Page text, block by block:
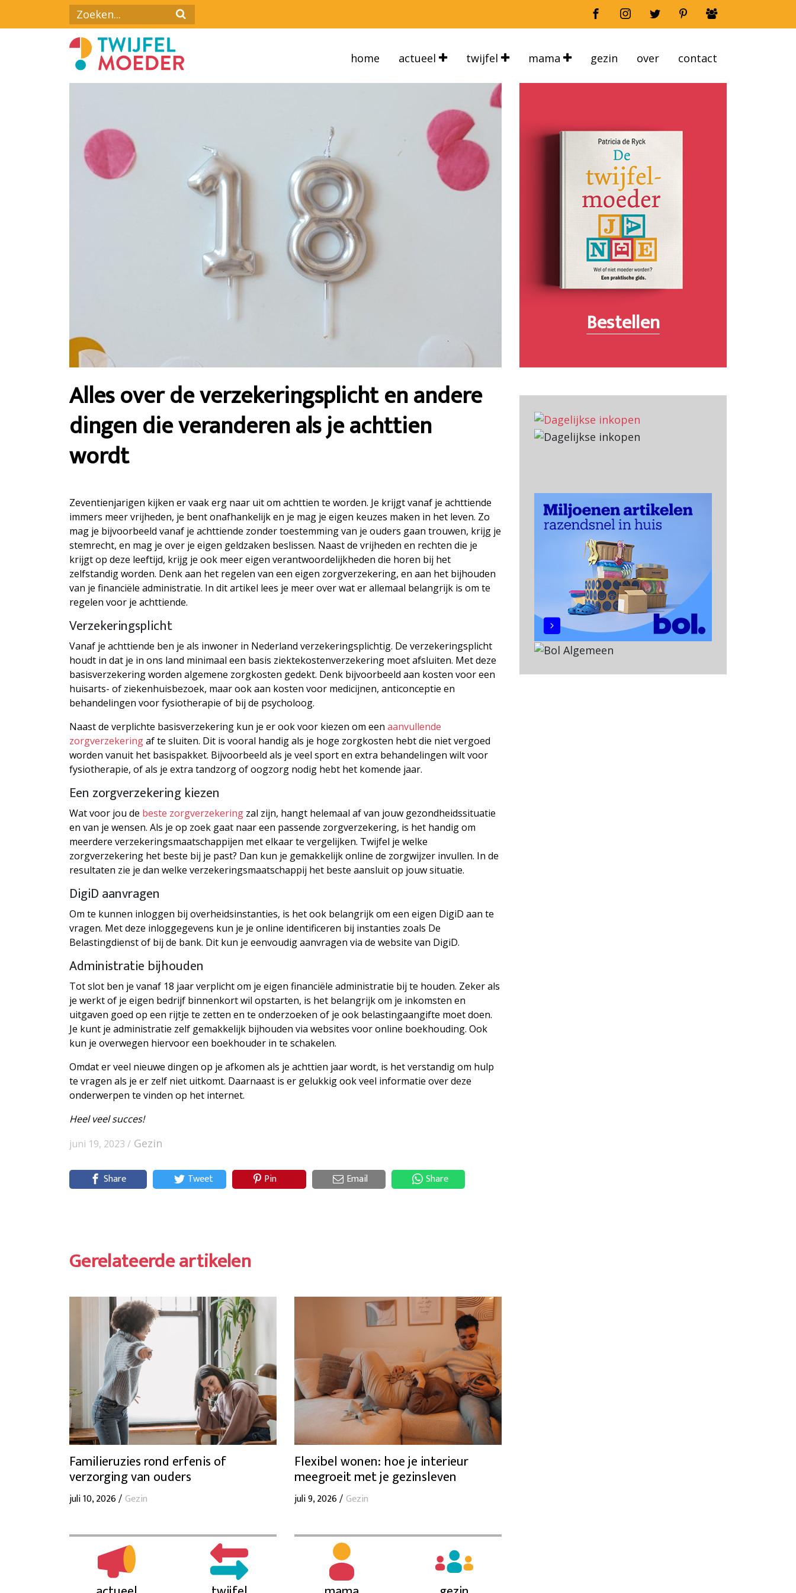
home actueel twijfel mama gezin over contact
Bestellen
Alles over de verzekeringsplicht en andere
dingen die veranderen als je achttien
wordt
Zeventienjarigen kijken er vaak erg naar uit om achttien te worden. Je krijgt vanaf je achttiende
immers meer vrijheden, je bent onafhankelijk en je mag je eigen keuzes maken in het leven. Zo
mag je bijvoorbeeld vanaf je achttiende zonder toestemming van je ouders gaan trouwen, krijg je
stemrecht, en mag je over je eigen geldzaken beslissen. Naast de vrijheden en rechten die je
krijgt op deze leeftijd, krijg je ook meer eigen verantwoordelijkheden die horen bij het
zelfstandig worden. Denk aan het regelen van een eigen zorgverzekering, en aan het bijhouden
van je financiële administratie. In dit artikel lees je meer over wat er allemaal belangrijk is om te
regelen voor je achttiende.
Verzekeringsplicht
Vanaf je achttiende ben je als inwoner in Nederland verzekeringsplichtig. De verzekeringsplicht
houdt in dat je in ons land minimaal een basis ziektekostenverzekering moet afsluiten. Met deze
basisverzekering worden algemene zorgkosten gedekt. Denk bijvoorbeeld aan kosten voor een
huisarts- of ziekenhuisbezoek, maar ook aan kosten voor medicijnen, anticonceptie en
behandelingen voor fysiotherapie of bij de psycholoog.
Naast de verplichte basisverzekering kun je er ook voor kiezen om een aanvullende
zorgverzekeringaf te sluiten. Dit is vooral handig als je hoge zorgkosten hebt die niet vergoed
worden vanuit het basispakket. Bijvoorbeeld als je veel sport en extra behandelingen wilt voor
fysiotherapie, of als je extra tandzorg of oogzorg nodig hebt het komende jaar.
Een zorgverzekering kiezen
Wat voor jou de beste zorgverzekering zal zijn, hangt helemaal af van jouw gezondheidssituatie
en van je wensen. Als je op zoek gaat naar een passende zorgverzekering, is het handig om
meerdere verzekeringsmaatschappijen met elkaar te vergelijken. Twijfel je welke
zorgverzekering het beste bij je past? Dan kun je gemakkelijk online de zorgwijzer invullen. In de
resultaten zie je dan welke verzekeringsmaatschappij het beste aansluit op jouw situatie.
DigiD aanvragen
Om te kunnen inloggen bij overheidsinstanties, is het ook belangrijk om een eigen DigiD aan te
vragen. Met deze inloggegevens kun je je online identificeren bij instanties zoals De
Belastingdienst of bij de bank. Dit kun je eenvoudig aanvragen via de website van DigiD.
Administratie bijhouden
Tot slot ben je vanaf 18 jaar verplicht om je eigen financiële administratie bij te houden. Zeker als
je werkt of je eigen bedrijf binnenkort wil opstarten, is het belangrijk om je inkomsten en
uitgaven goed op een rijtje te zetten en te onderzoeken of je ook belastingaangifte moet doen.
Je kunt je administratie zelf gemakkelijk bijhouden via websites voor online boekhouding. Ook
kun je overwegen hiervoor een boekhouder in te schakelen.
Omdat er veel nieuwe dingen op je afkomen als je achttien jaar wordt, is het verstandig om hulp
te vragen als je er zelf niet uitkomt. Daarnaast is er gelukkig ook veel informatie over deze
onderwerpen te vinden op het internet.
Heel veel succes!
juni 19, 2023 / Gezin
Share Tweet Pin Email Share
Gerelateerde artikelen
Familieruzies rond erfenis of
verzorging van ouders
juli 10, 2026 /Gezin
Flexibel wonen: hoe je interieur
meegroeit met je gezinsleven
juli 9, 2026 /Gezin